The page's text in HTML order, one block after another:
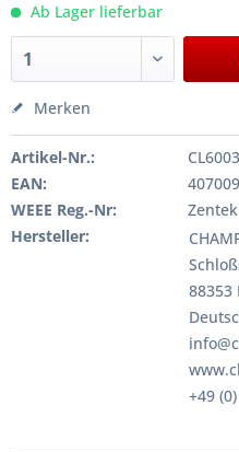
Ab Lager lieferbar
Merken
Artikel-Nr.:
EAN:
WEEE Reg.-Nr:
Hersteller:
88353
+49